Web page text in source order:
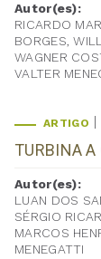
Autor(es):
RICARDO
BORGES,
WAGNER
VALTER
ARTIGO
TURBINA A
Autor(es):
LUAN DOS
SÉRGIO
MARCOS
MENEGATTI